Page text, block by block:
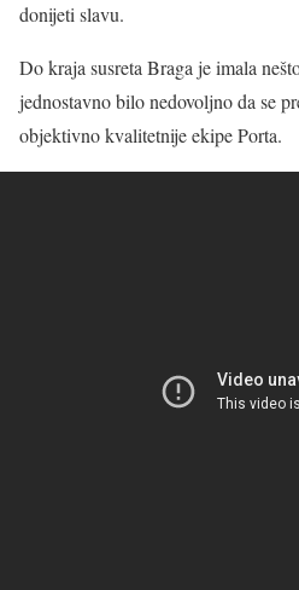
donijeti slavu.
Do kraja susreta Braga je imala
jednostavno bilo nedovoljno da se
objektivno kvalitetnije ekipe Porta.